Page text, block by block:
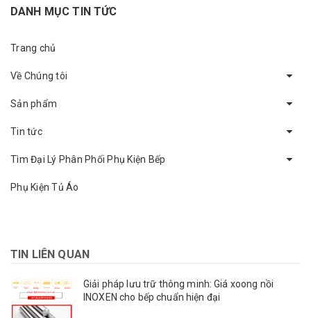
DANH MỤC TIN TỨC
Trang chủ
Về Chúng tôi
Sản phẩm
Tin tức
Tìm Đại Lý Phân Phối Phụ Kiện Bếp
Phụ Kiện Tủ Áo
TIN LIÊN QUAN
Giải pháp lưu trữ thông minh: Giá xoong nồi
INOXEN cho bếp chuẩn hiện đại